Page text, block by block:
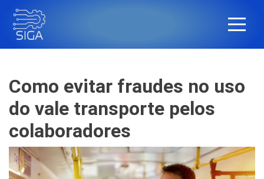
Como evitar fraudes no uso
do vale transporte pelos
colaboradores